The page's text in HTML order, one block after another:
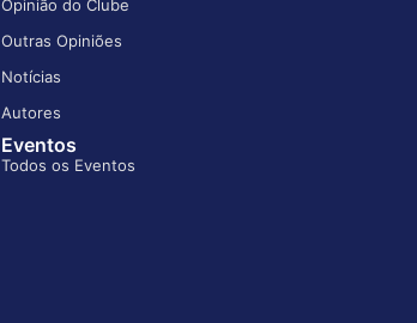
Opinião do Clube
Outras Opiniões
Notícias
Autores
Eventos
Todos os Eventos